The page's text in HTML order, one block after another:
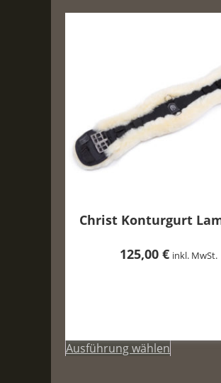
Christ Konturgurt
125,00€ inkl. MwSt.
Ausführung wählen